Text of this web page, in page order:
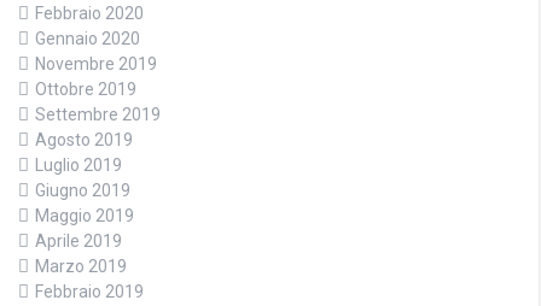
Febbraio 2020
Gennaio 2020
Novembre 2019
Ottobre 2019
Settembre 2019
Agosto 2019
Luglio 2019
Giugno 2019
Maggio 2019
Aprile 2019
Marzo 2019
Febbraio 2019